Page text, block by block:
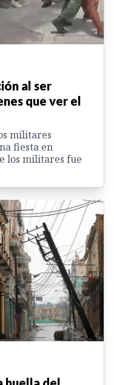
al ser
que ver el
militares
fiesta en
los militares fue